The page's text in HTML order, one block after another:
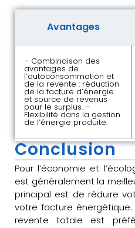
Avantages
– Combinaison des
avantages de
l’autoconsommation et
de la revente : réduction
de la facture d’énergie
et source de revenus
pour le surplus. –
Flexibilité dans la gestion
de l’énergie produite.
Conclusion
Pour l’économie et
est généralement la
principal est de réduire
votre facture énergétique.
revente totale est